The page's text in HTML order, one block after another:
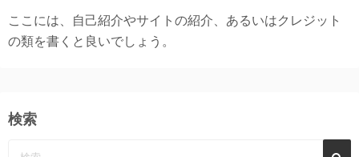
ここには、自己紹介やサイトの紹介、あるいはクレジット
の類を書くと良いでしょう。
検索